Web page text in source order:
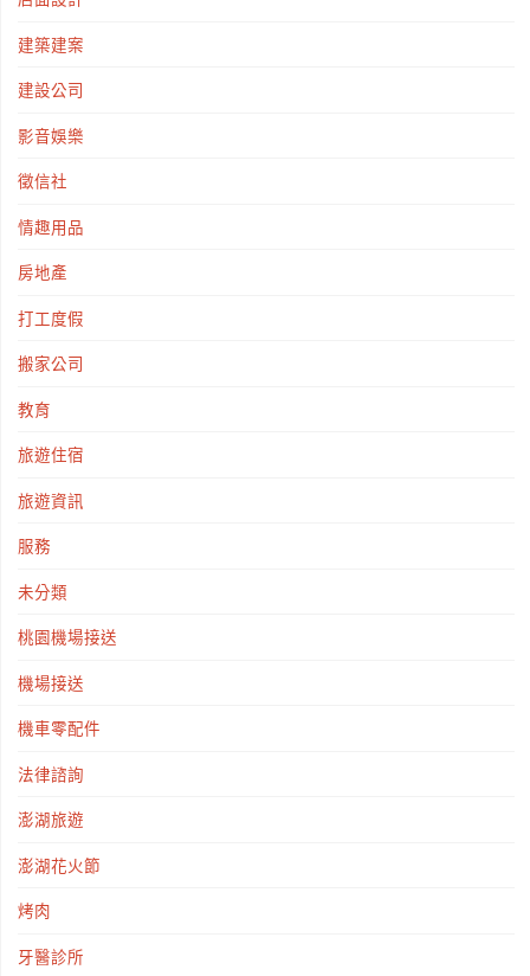
建築建案
建設公司
影音娛樂
徵信社
情趣用品
房地產
打工度假
搬家公司
教育
旅遊住宿
旅遊資訊
服務
未分類
桃園機場接送
機場接送
機車零配件
法律諮詢
澎湖旅遊
澎湖花火節
烤肉
牙醫診所